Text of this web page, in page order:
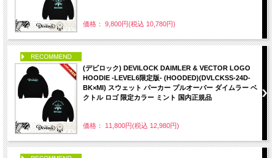
価格： 9,800円(税込 10,780円)
(デビロック) DEVILOCK DAIMLER & VECTOR LOGO
HOODIE -LEVEL6限定版- (HOODED)(DVLCKSS-24D-
BK×MI) スウェット パーカー プルオーバー ダイムラー ベ
クトル ロゴ 限定カラー ミント 国内正規品
価格： 11,800円(税込 12,980円)